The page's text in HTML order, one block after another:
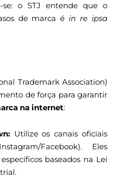
se: o STJ entende que o
de marca éin re ipsa
Trademark Association)
de força para garantir
na internet:
Utilize os canais oficiais
Facebook). Eles
baseados na Lei